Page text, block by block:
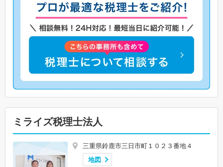
ミライズ税理士法人
三重県鈴鹿市三日市町１０２３番地４
地図